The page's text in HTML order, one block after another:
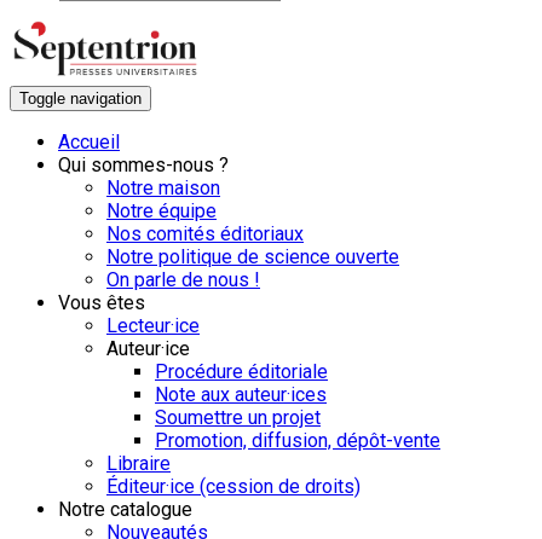
Toggle navigation
Accueil
Qui sommes-nous ?
Notre maison
Notre équipe
Nos comités éditoriaux
Notre politique de science ouverte
On parle de nous !
Vous êtes
Lecteur·ice
Auteur·ice
Procédure éditoriale
Note aux auteur·ices
Soumettre un projet
Promotion, diffusion, dépôt-vente
Libraire
Éditeur·ice (cession de droits)
Notre catalogue
Nouveautés